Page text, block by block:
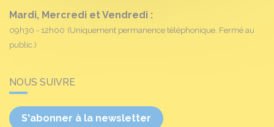
Mardi, Mercredi et Vendredi :
09h30 - 12h00 (Uniquement permanence téléphonique. Fermé au
public.)
NOUS SUIVRE
S'abonner à la newsletter